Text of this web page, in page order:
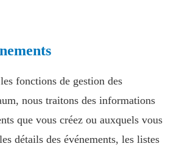
fonctions de gestion des
nous traitons des informations
que vous créez ou auxquels vous
détails des événements, les listes